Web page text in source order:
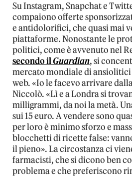
Su Instagram, Snapchat e
compaiono offerte
e antidolorifici, che quasi mai
piattaforme. Nonostante le
politici, come è avvenuto nel
secondo ilGuardian, si
mercato mondiale di
web. «Io le facevo arrivare
Niccolò. «Lì e a Londra si
milligrammi, da noi la metà.
sui 15 euro. A vendere sono
per loro è minimo sforzo e
blocchetti di ricette false:
il pieno». La circostanza ci
farmacisti, che si dicono ben
problema e che preferiscono